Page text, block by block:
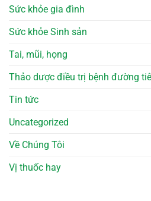
Sức khỏe gia đình
Sức khỏe Sinh sản
Tai, mũi, họng
Thảo dược điều trị bệnh đường
Tin tức
Uncategorized
Về Chúng Tôi
Vị thuốc hay